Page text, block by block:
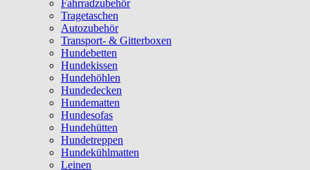
Fahrradzubehör
Tragetaschen
Autozubehör
Transport- & Gitterboxen
Hundebetten
Hundekissen
Hundehöhlen
Hundedecken
Hundematten
Hundesofas
Hundehütten
Hundetreppen
Hundekühlmatten
Leinen